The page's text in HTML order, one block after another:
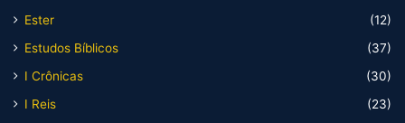
Ester
(12)
Estudos Bíblicos
(37)
I Crônicas
(30)
I Reis
(23)